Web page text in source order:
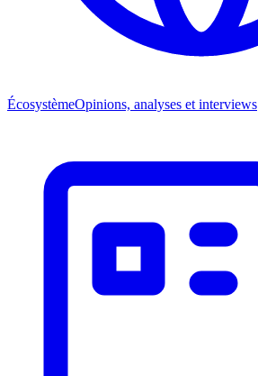
ÉcosystèmeOpinions, analyses et interviews